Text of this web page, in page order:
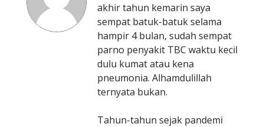
akhir tahun kemarin saya
sempat batuk-batuk selama
hampir 4 bulan, sudah sempat
parno penyakit TBC waktu kecil
dulu kumat atau kena
pneumonia. Alhamdulillah
ternyata bukan.
Tahun-tahun sejak pandemi